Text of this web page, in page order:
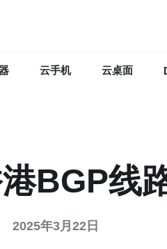
云手机 云桌面
BGP线
2025年3月22日